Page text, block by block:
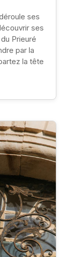
ses
ses
Prieuré
par la
la tête